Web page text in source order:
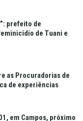
prefeito de
de Tuani e
as Procuradorias de
de experiências
em Campos, próximo